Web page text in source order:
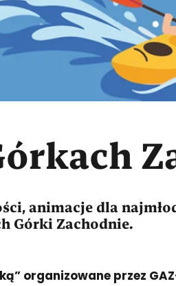
animacje dla
Górki Zachodnie.
organizowane przez